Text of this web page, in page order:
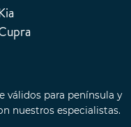
válidos para península y
nuestros especialistas.